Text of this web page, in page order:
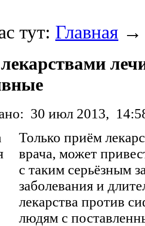
тут: Главная
30 июл 2013,
Только приём
врача, может
с таким серьёзным
заболевания и
лекарства против
людям с